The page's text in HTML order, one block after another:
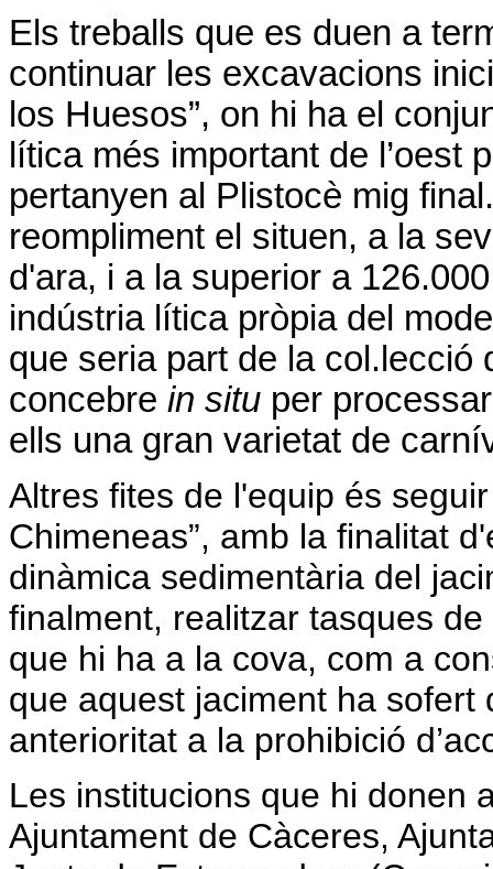
Els treballs que es duen a
continuar les excavacions
los Huesos”, on hi ha el
lítica més important de l’oest
pertanyen al Plistocè mig
reompliment el situen, a la
d'ara, i a la superior a
indústria lítica pròpia del
que seria part de la col.lecció
concebre in situ per
ells una gran varietat de
Altres fites de l'equip és
Chimeneas”, amb la finalitat
dinàmica sedimentària del
finalment, realitzar tasques
que hi ha a la cova, com a
que aquest jaciment ha
anterioritat a la prohibició
Les institucions que hi donen
Ajuntament de Càceres,